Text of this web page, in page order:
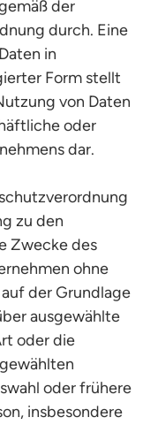
der
durch. Eine
in
Form stellt
von Daten
oder
dar.
zu den
Zwecke des
ohne
der Grundlage
ausgewählte
oder die
oder frühere
insbesondere